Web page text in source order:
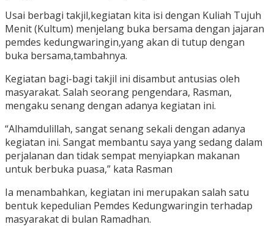
Usai berbagi takjil,kegiatan kita isi dengan Kuliah Tujuh
Menit (Kultum) menjelang buka bersama dengan jajaran
pemdes kedungwaringin,yang akan di tutup dengan
buka bersama,tambahnya.
Kegiatan bagi-bagi takjil ini disambut antusias oleh
masyarakat. Salah seorang pengendara, Rasman,
mengaku senang dengan adanya kegiatan ini.
“Alhamdulillah, sangat senang sekali dengan adanya
kegiatan ini. Sangat membantu saya yang sedang dalam
perjalanan dan tidak sempat menyiapkan makanan
untuk berbuka puasa,” kata Rasman
Ia menambahkan, kegiatan ini merupakan salah satu
bentuk kepedulian Pemdes Kedungwaringin terhadap
masyarakat di bulan Ramadhan.